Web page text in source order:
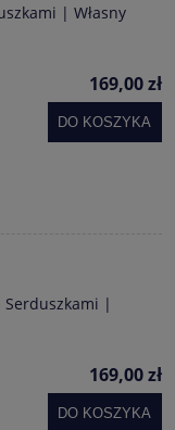
| Własny
169,00 zł
DO KOSZYKA
Serduszkami |
169,00 zł
DO KOSZYKA